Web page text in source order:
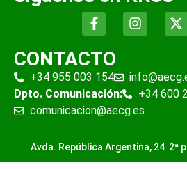
CONTACTO
+34 955 003 154
Dpto. Comunicación:
+34 600
comunicacion@aecg.es
Avda. República Argentina, 24 2ª